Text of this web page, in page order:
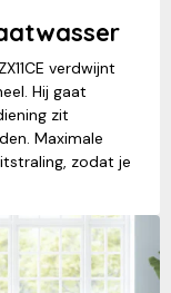
verdwijnt
Hij gaat
zit
Maximale
zodat je